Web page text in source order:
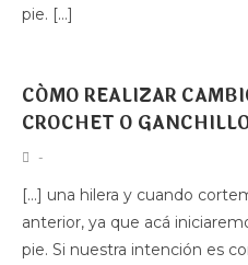
pie. […]
CÓMO REALIZAR
CROCHET O
-
[…] una hilera y cuando
anterior, ya que acá
pie. Si nuestra intención es